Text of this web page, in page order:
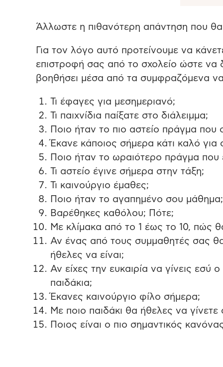
Άλλωστε η πιθανότερη απάντηση που θα
Για τον λόγο αυτό προτείνουμε να
επιστροφή σας από το σχολείο ώστε να
βοηθήσει μέσα από τα συμφραζόμενα
Τι έφαγες για μεσημεριανό;
Τι παιχνίδια παίξατε στο διάλειμμα;
Ποιο ήταν το πιο αστείο πράγμα
Έκανε κάποιος σήμερα κάτι καλό για
Ποιο ήταν το ωραιότερο πράγμα
Τι αστείο έγινε σήμερα στην τάξη;
Τι καινούργιο έμαθες;
Ποιο ήταν το αγαπημένο σου μάθημα;
Βαρέθηκες καθόλου; Πότε;
Με κλίμακα από το 1 έως το 10, πώς
Αν ένας από τους συμμαθητές σας
ήθελες να είναι;
Αν είχες την ευκαιρία να γίνεις εσύ
παιδάκια;
Έκανες καινούργιο φίλο σήμερα;
Με ποιο παιδάκι θα ήθελες να γίνετε
Ποιος είναι ο πιο σημαντικός